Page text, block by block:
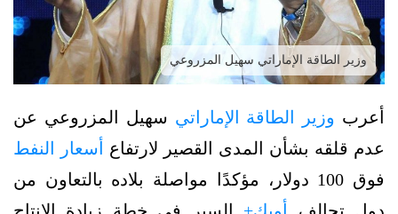
وزير الطاقة الإماراتي سهيل المزروعي
أعرب وزير الطاقة الإماراتي سهيل المزروعي عن
عدم قلقه بشأن المدى القصير لارتفاع
أسعار النفط
فوق 100 دولار، مؤكدًا مواصلة بلاده بالتعاون من